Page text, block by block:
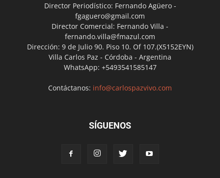
Director Periodístico: Fernando Agüero -
fgaguero@gmail.com
Director Comercial: Fernando Villa -
fernando.villa@fmazul.com
Dirección: 9 de Julio 90. Piso 10. Of 107.(X5152EYN)
Villa Carlos Paz - Córdoba - Argentina
WhatsApp: +5493541585147
Contáctanos: info@carlospazvivo.com
SÍGUENOS